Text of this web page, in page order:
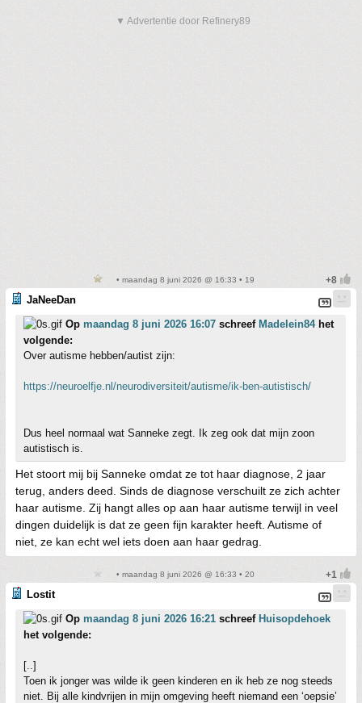
▼ Advertentie door Refinery89
• maandag 8 juni 2026 @ 16:33 • 19
JaNeeDan
Op maandag 8 juni 2026 16:07 schreef Madelein84het
volgende:
Over autisme hebben/autist zijn:
https://neuroelfje.nl/neurodiversiteit/autisme/ik-ben-autistisch/
Dus heel normaal wat Sanneke zegt. Ik zeg ook dat mijn zoon
autistisch is.
Het stoort mij bij Sanneke omdat ze tot haar diagnose, 2 jaar
terug, anders deed. Sinds de diagnose verschuilt ze zich achter
haar autisme. Zij hangt alles op aan haar autisme terwijl in veel
dingen duidelijk is dat ze geen fijn karakter heeft. Autisme of
niet, ze kan echt wel iets doen aan haar gedrag.
• maandag 8 juni 2026 @ 16:33 • 20
Lostit
Op maandag 8 juni 2026 16:21 schreef Huisopdehoek
het volgende:
[..]
Toen ik jonger was wilde ik geen kinderen en ik heb ze nog steeds
niet. Bij alle kindvrijen in mijn omgeving heeft niemand een ‘oepsie’